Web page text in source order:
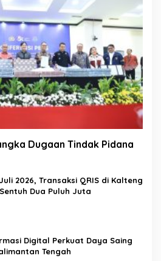
Dugaan Tindak Pidana
2026, Transaksi QRIS di Kalteng
Dua Puluh Juta
Digital Perkuat Daya Saing
Tengah